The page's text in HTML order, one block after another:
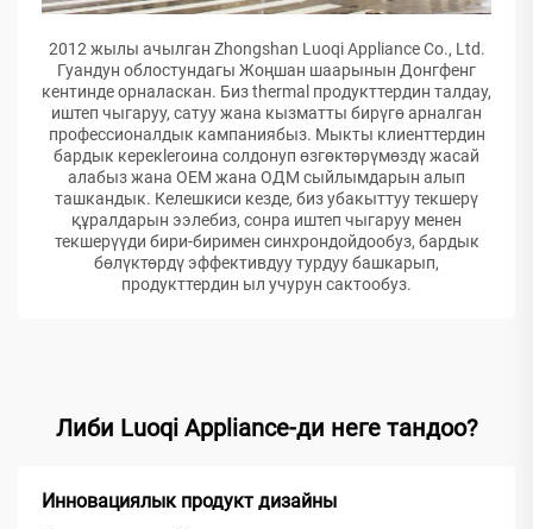
2012 жылы ачылган Zhongshan Luoqi Appliance Co., Ltd.
Гуандун облостундагы Жоңшан шаарынын Донгфенг
кентинде орналаскан. Биз thermal продукттердин талдау,
иштеп чыгаруу, сатуу жана кызматты бирүгө арналган
профессионалдык кампаниябыз. Мыкты клиенттердин
бардык керекleroина солдонуп өзгөктөрүмөздү жасай
алабыз жана ОЕМ жана ОДМ сыйлымдарын алып
ташкандык. Келешкиси кезде, биз убакыттуу текшерү
құралдарын ээлебиз, сонра иштеп чыгаруу менен
текшерүүди бири-биримен синхрондойдообуз, бардык
бөлүктөрдү эффективдуу турдуу башкарып,
продукттердин ыл учурун сактообуз.
Либи Luoqi Appliance-ди неге тандоо?
Инновациялык продукт дизайны